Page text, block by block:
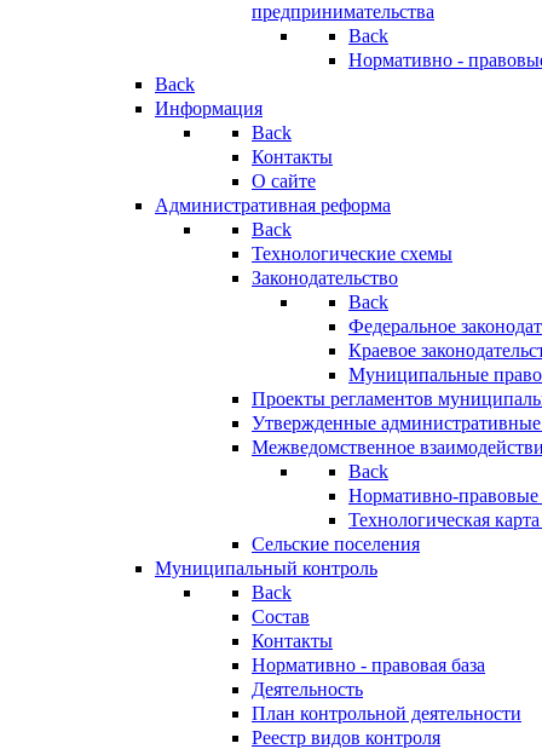
предпринимательства
Back
Нормативно -
Back
Информация
Back
Контакты
О сайте
Административная реформа
Back
Технологические схемы
Законодательство
Back
Федеральное
Краевое
Муниципальные
Проекты регламентов
Утвержденные
Межведомственное
Back
Нормативно-правовые
Технологическая
Сельские поселения
Муниципальный контроль
Back
Состав
Контакты
Нормативно - правовая база
Деятельность
План контрольной деятельности
Реестр видов контроля